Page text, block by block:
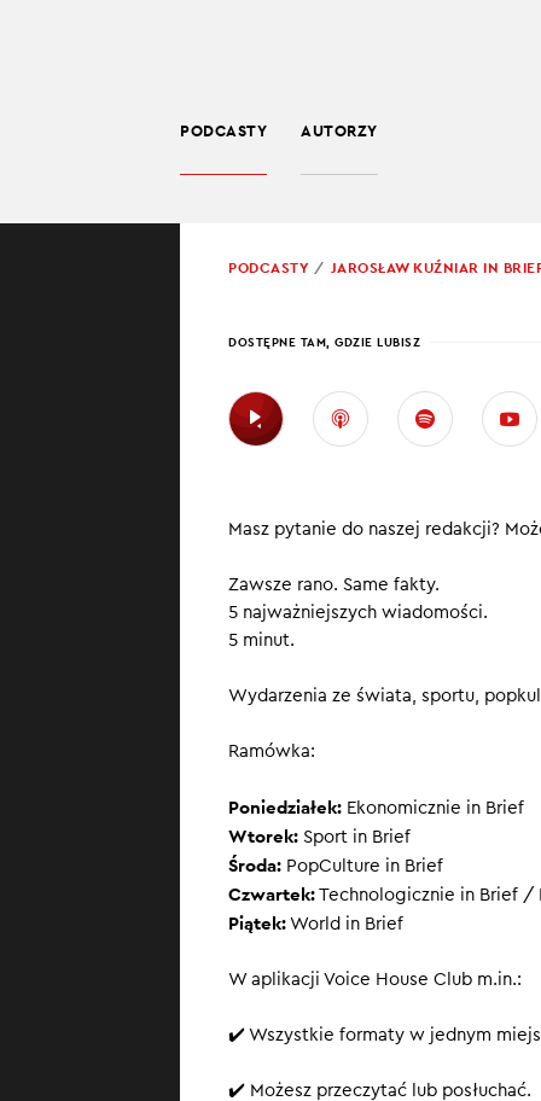
PODCASTY AUTORZY
PROWADZĄCY:
AGH
Geotermia
https://
PODCASTY
JAROSŁAW KUŹNIAR IN
DOSTĘPNE TAM, GDZIE LUBISZ
Masz pytanie do naszej redakcji?
Zawsze rano. Same fakty.
5 najważniejszych wiadomości.
5 minut.
Wydarzenia ze świata, sportu,
Ramówka:
Poniedziałek: Ekonomicznie in Brief
Wtorek: Sport in Brief
Środa: PopCulture in Brief
Czwartek: Technologicznie in Brief /
Piątek: World in Brief
W aplikacji Voice House Club m.in.:
✔️ Wszystkie formaty w jednym
✔️ Możesz przeczytać lub posłuchać.